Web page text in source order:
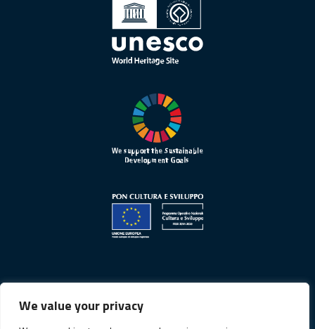
We value your privacy